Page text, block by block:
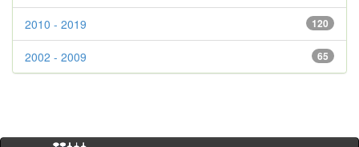
120
2010 - 2019
65
2002 - 2009